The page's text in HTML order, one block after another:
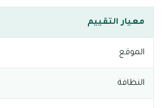
معيار التقييم
الموقع
النظافة